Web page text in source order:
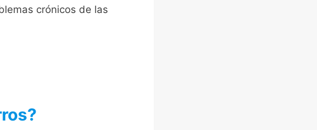
crónicos de las